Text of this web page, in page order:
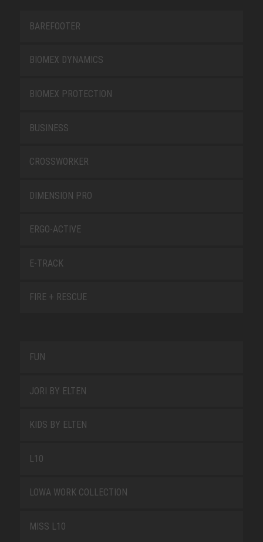
BAREFOOTER
BIOMEX DYNAMICS
BIOMEX PROTECTION
BUSINESS
CROSSWORKER
DIMENSION PRO
ERGO-ACTIVE
E-TRACK
FIRE + RESCUE
FUN
JORI BY ELTEN
KIDS BY ELTEN
L10
LOWA WORK COLLECTION
MISS L10